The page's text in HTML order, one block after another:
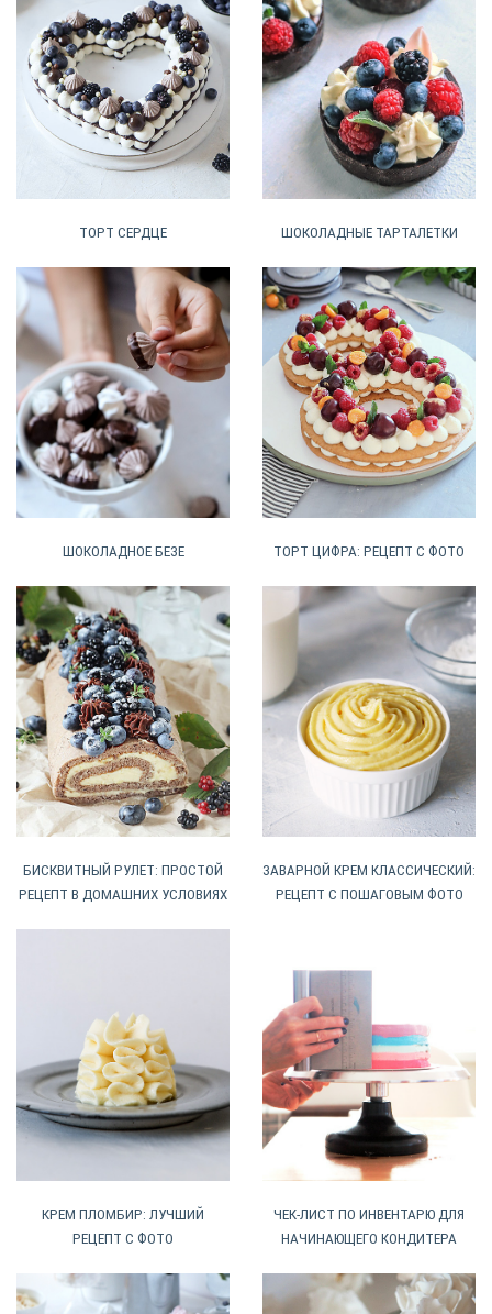
ТОРТ СЕРДЦЕ ШОКОЛАДНЫЕ ТАРТАЛЕТКИ
ШОКОЛАДНОЕ БЕЗЕ ТОРТ ЦИФРА: РЕЦЕПТ С ФОТО
БИСКВИТНЫЙ РУЛЕТ: ПРОСТОЙ
РЕЦЕПТ В ДОМАШНИХ УСЛОВИЯХ
ЗАВАРНОЙ КРЕМ КЛАССИЧЕСКИЙ:
РЕЦЕПТ С ПОШАГОВЫМ ФОТО
КРЕМ ПЛОМБИР: ЛУЧШИЙ
РЕЦЕПТ С ФОТО
ЧЕК-ЛИСТ ПО ИНВЕНТАРЮ ДЛЯ
НАЧИНАЮЩЕГО КОНДИТЕРА